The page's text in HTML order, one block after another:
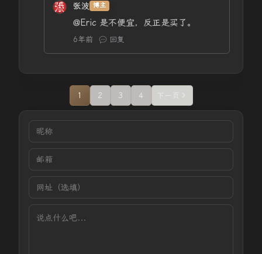
张波 博主
@Eric 是不便宜，反正是买了。
6年前 回复
1 2 3 4 下一页